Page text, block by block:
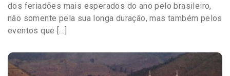
dos feriadões mais esperados do ano pelo brasileiro,
não somente pela sua longa duração, mas também pelos
eventos que […]